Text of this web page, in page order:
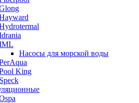
Насосы для морской воды
King
Speck